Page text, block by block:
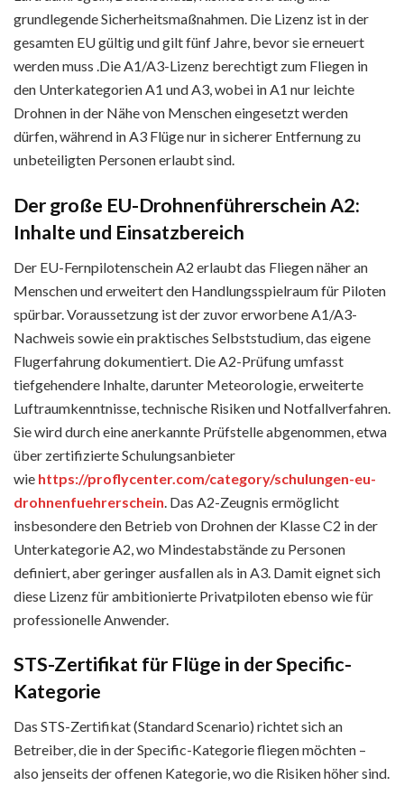
grundlegende Sicherheitsmaßnahmen. Die Lizenz ist in der
gesamten EU gültig und gilt fünf Jahre, bevor sie erneuert
werden muss .Die A1/A3-Lizenz berechtigt zum Fliegen in
den Unterkategorien A1 und A3, wobei in A1 nur leichte
Drohnen in der Nähe von Menschen eingesetzt werden
dürfen, während in A3 Flüge nur in sicherer Entfernung zu
unbeteiligten Personen erlaubt sind.
Der große EU-Drohnenführerschein A2:
Inhalte und Einsatzbereich
Der EU-Fernpilotenschein A2 erlaubt das Fliegen näher an
Menschen und erweitert den Handlungsspielraum für Piloten
spürbar. Voraussetzung ist der zuvor erworbene A1/A3-
Nachweis sowie ein praktisches Selbststudium, das eigene
Flugerfahrung dokumentiert. Die A2-Prüfung umfasst
tiefgehendere Inhalte, darunter Meteorologie, erweiterte
Luftraumkenntnisse, technische Risiken und Notfallverfahren.
Sie wird durch eine anerkannte Prüfstelle abgenommen, etwa
über zertifizierte Schulungsanbieter
wie https://proflycenter.com/category/schulungen-eu-
drohnenfuehrerschein . Das A2-Zeugnis ermöglicht
insbesondere den Betrieb von Drohnen der Klasse C2 in der
Unterkategorie A2, wo Mindestabstände zu Personen
definiert, aber geringer ausfallen als in A3. Damit eignet sich
diese Lizenz für ambitionierte Privatpiloten ebenso wie für
professionelle Anwender.
STS-Zertifikat für Flüge in der Specific-
Kategorie
Das STS-Zertifikat (Standard Scenario) richtet sich an
Betreiber, die in der Specific-Kategorie fliegen möchten –
also jenseits der offenen Kategorie, wo die Risiken höher sind.